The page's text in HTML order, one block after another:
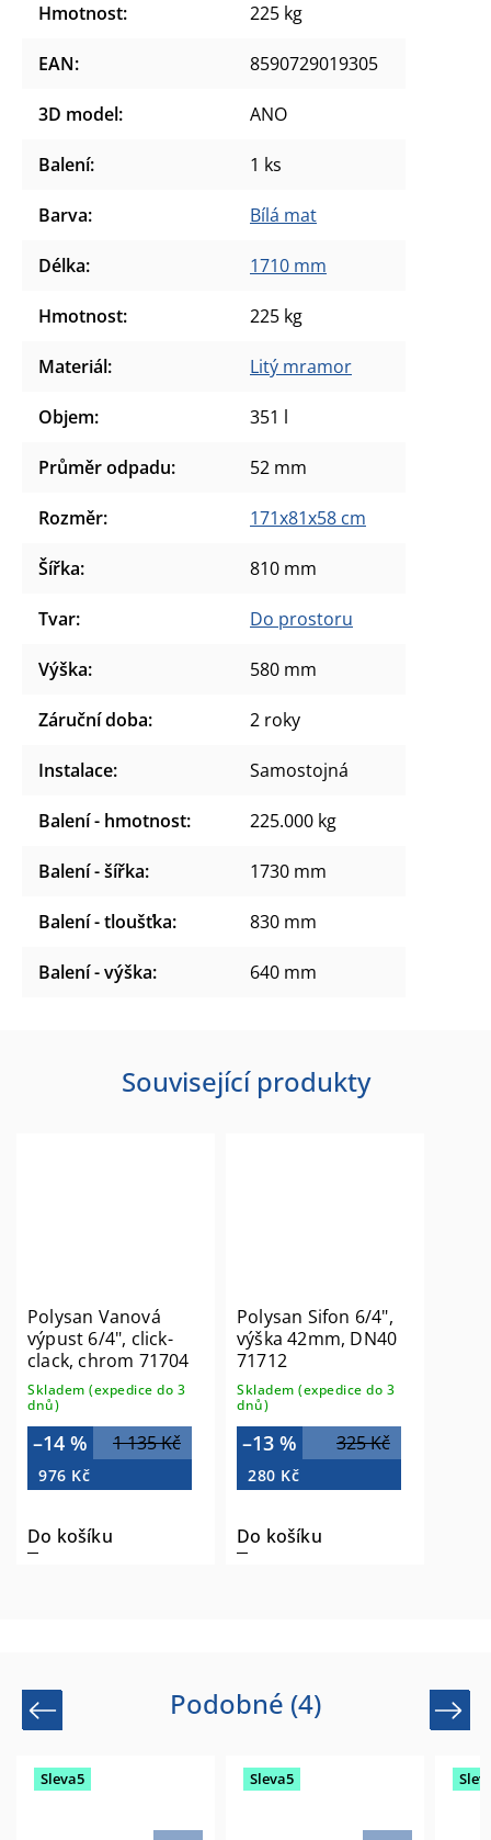
Hmotnost: 225 kg
EAN: 8590729019305
3D model: ANO
Balení: 1 ks
Barva: Bílá mat
Délka: 1710 mm
Hmotnost: 225 kg
Materiál: Litý mramor
Objem: 351 l
Průměr odpadu: 52 mm
Rozměr: 171x81x58 cm
Šířka: 810 mm
Tvar: Do prostoru
Výška: 580 mm
Záruční doba: 2 roky
Instalace: Samostojná
Balení - hmotnost: 225.000 kg
Balení - šířka: 1730 mm
Balení - tloušťka: 830 mm
Balení - výška: 640 mm
Související produkty
Polysan Vanová
výpust 6/4", click-
clack, chrom 71704
Skladem (expedice do 3
dnů)
1 135 Kč
–14 %
976 Kč
Do košíku
Polysan Sifon 6/4",
výška 42mm, DN40
71712
Skladem (expedice do 3
dnů)
325 Kč
–13 %
280 Kč
Do košíku
Podobné (4)
Previous
Sleva5 Sleva5
Next